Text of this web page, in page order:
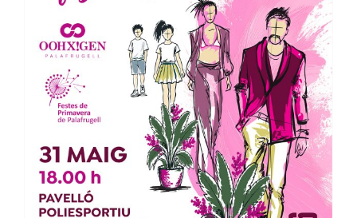
Instagram
TikTokOOHX!GEN FASHION SHOW
2026